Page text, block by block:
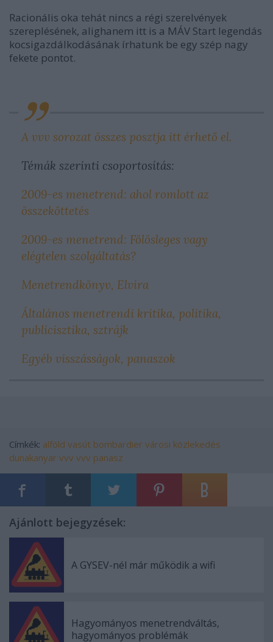
Racionális oka tehát nincs a régi szerelvények
szereplésének, alighanem itt is a MÁV Start legendás
kocsigazdálkodásának írhatunk be egy szép nagy
fekete pontot.
A vvv sorozat összes posztja itt érhető el.
Témák szerinti csoportosítás:
2009-es menetrend: ahol romlott az
összeköttetés
2009-es menetrend: Fölösleges vagy
elégtelen szolgáltatás?
Menetrendkönyv, Elvira
Általános menetrendi kritika, politika,
publicisztika, sztrájk
Egyéb visszásságok, panaszok
Címkék: alföld vasút bombardier városi közlekedés
dunakanyar vvv vvv panasz
Ajánlott bejegyzések:
A GYSEV-nél már működik a wifi
Hagyományos menetrendváltás,
hagyományos problémák